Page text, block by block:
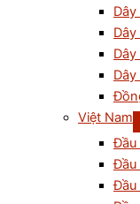
Dây
Việt Nam
Đầu
Đầu
Đầu